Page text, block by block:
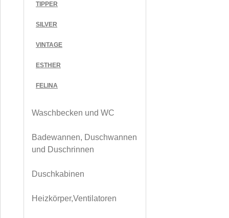
TIPPER
SILVER
VINTAGE
ESTHER
FELINA
Waschbecken und WC
Badewannen, Duschwannen
und Duschrinnen
Duschkabinen
Heizkörper,Ventilatoren